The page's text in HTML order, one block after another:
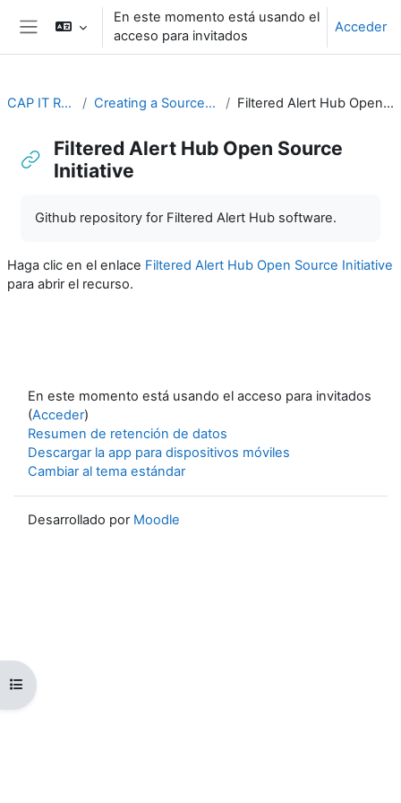
Salta al contenido principal
Panel lateral
En este momento está usando el
acceso para invitados
Acceder
Abrir índice del curso
CAP IT Resource Creating a Source of CAP Alerts Filtered Alert Hub Open Source Initiative
Filtered Alert Hub Open Source
Initiative
Github repository for Filtered Alert Hub software.
Haga clic en el enlace Filtered Alert Hub Open Source Initiative
para abrir el recurso.
En este momento está usando el acceso para invitados
(Acceder)
Resumen de retención de datos
Descargar la app para dispositivos móviles
Cambiar al tema estándar
Desarrollado por Moodle